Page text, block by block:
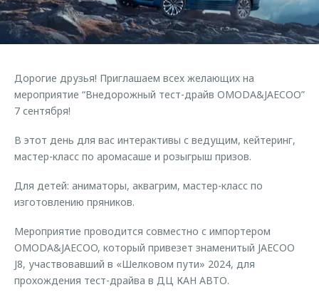
Страхование
Кредитный калькулятор
Одежда и сувениры
Оригинальные аксессуары
Трейд-ин
Калькулятор трейд-ин
Клиентская поддержка
O&J Автоклуб
Приложение O&J
Аксессуары
Одежда и сувениры
Оригинальные аксессуары
Запчасти
Обратная связь
Дорогие друзья! Приглашаем всех желающих на
мероприятие “Внедорожный тест-драйв OMODA&JAECOO”
7 сентября!
В этот день для вас интерактивы с ведущим, кейтеринг,
мастер-класс по аромасаше и розыгрыш призов.
Для детей: аниматоры, аквагрим, мастер-класс по
изготовлению пряников.
Мероприятие проводится совместно с импортером
OMODA&JAECOO, который привезет знаменитый JAECOO
J8, участвовавший в «Шелковом пути» 2024, для
прохождения тест-драйва в ДЦ КАН АВТО.